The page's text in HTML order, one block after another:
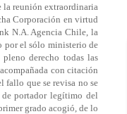
la reunión extraordinaria
Corporación en virtud
N.A. Agencia Chile, la
por el sólo ministerio de
derecho todas las
con citación
fallo que se revisa no se
de portador legítimo del
grado acogió, de lo